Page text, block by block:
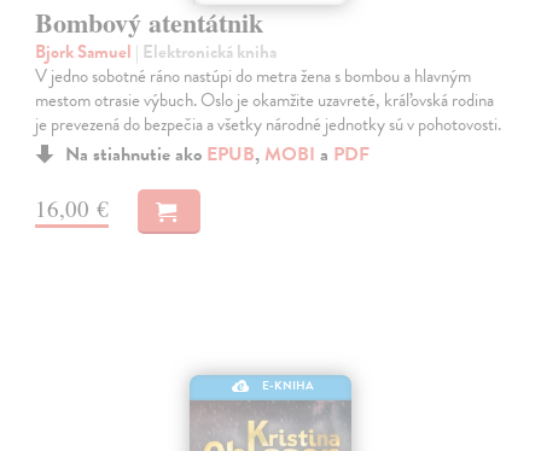
Bombový atentátnik
Bjork Samuel | Elektronická kniha
V jedno sobotné ráno nastúpi do metra žena s bombou a hlavným
mestom otrasie výbuch. Oslo je okamžite uzavreté, kráľovská rodina
je prevezená do bezpečia a všetky národné jednotky sú v pohotovosti.
Na stiahnutie ako EPUB, MOBI a PDF
16,00 €
E-KNIHA